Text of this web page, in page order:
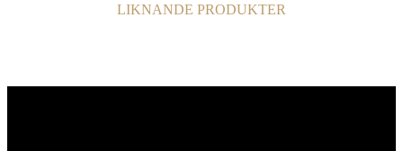
LIKNANDE PRODUKTER